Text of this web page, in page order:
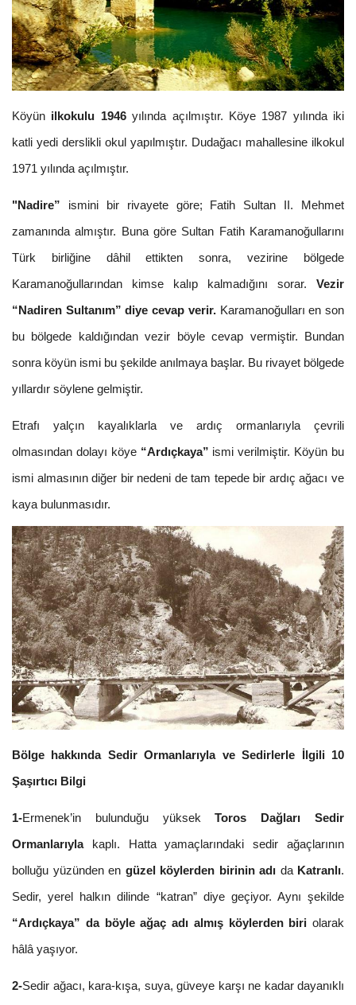
Köyün ilkokulu 1946yılında açılmıştır. Köye 1987 yılında iki
katli yedi derslikli okul yapılmıştır. Dudağacı mahallesine ilkokul
1971 yılında açılmıştır.
"Nadire” ismini bir rivayete göre; Fatih Sultan II. Mehmet
zamanında almıştır. Buna göre Sultan Fatih Karamanoğullarını
Türk birliğine dâhil ettikten sonra, vezirine bölgede
Karamanoğullarından kimse kalıp kalmadığını sorar. Vezir
“Nadiren Sultanım” diye cevap verir.Karamanoğulları en son
bu bölgede kaldığından vezir böyle cevap vermiştir. Bundan
sonra köyün ismi bu şekilde anılmaya başlar. Bu rivayet bölgede
yıllardır söylene gelmiştir.
Etrafı yalçın kayalıklarla ve ardıç ormanlarıyla çevrili
olmasından dolayı köye “Ardıçkaya” ismi verilmiştir. Köyün bu
ismi almasının diğer bir nedeni de tam tepede bir ardıç ağacı ve
kaya bulunmasıdır.
Bölge hakkında Sedir Ormanlarıyla ve Sedirlerle İlgili 10
Şaşırtıcı Bilgi
1-Ermenek’in bulunduğu yüksekToros Dağları Sedir
Ormanlarıylakaplı. Hatta yamaçlarındaki sedir ağaçlarının
bolluğu yüzünden en güzel köylerden birinin adı da Katranlı.
Sedir, yerel halkın dilinde “katran” diye geçiyor. Aynı şekilde
“Ardıçkaya” da böyle ağaç adı almış köylerden biri olarak
hâlâ yaşıyor.
2-Sedir ağacı, kara-kışa, suya, güveye karşı ne kadar dayanıklı